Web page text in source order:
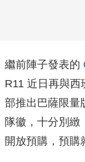
繼前陣子發表的
R11 近日再與
部推出巴薩限量
隊徽，十分別緻
開放預購，預購